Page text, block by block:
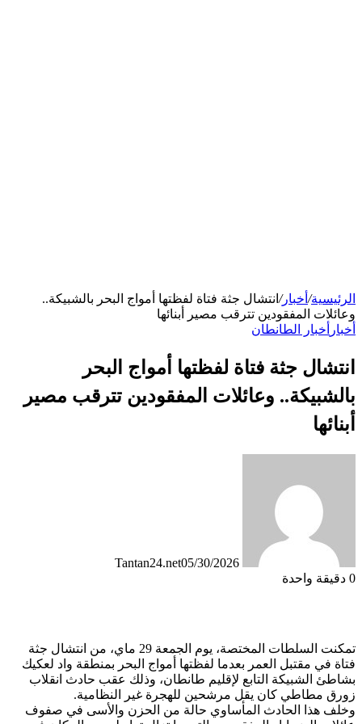
الرئيسية/ أخبار/ انتشال جثة فتاة لفظتها أمواج البحر بالشبيكة..
وعائلات المفقودين تترقب مصير أبنائها
أخبار أخبار الطانطان
انتشال جثة فتاة لفظتها أمواج البحر
بالشبيكة.. وعائلات المفقودين تترقب مصير
أبنائها
Tantan24.net05/30/2026
0 دقيقة واحدة
تمكنت السلطات المختصة، يوم الجمعة 29 ماي، من انتشال جثة
فتاة في مقتبل العمر بعدما لفظتها أمواج البحر بمنطقة واد لعكيك
بشاطئ الشبيكة التابع لإقليم طانطان، وذلك عقب حادث انقلاب
زورق مطاطي كان يقل مرشحين للهجرة غير النظامية.
وخلف هذا الحادث المأساوي حالة من الحزن والأسى في صفوف